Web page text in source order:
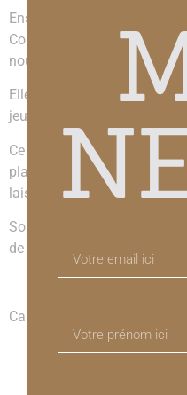
Enseignante et grande
Courtois a d’abord passé
nourrir son imaginaire de
Elle a adoré partager sa
jeunes élèves.
Ce n’est qu’à quarante ans
plaisir d’écrire, de regarder
laisser surprendre par un
Son imaginaire est comme
de mystère.
Caroline COURTOIS